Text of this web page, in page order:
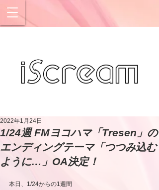
1/24週 FMヨコハマ「Tresen」の
エンディングテーマ「つつみ込む
ように…」OA決定！
2022年1月24日
本日、1/24からの1週間